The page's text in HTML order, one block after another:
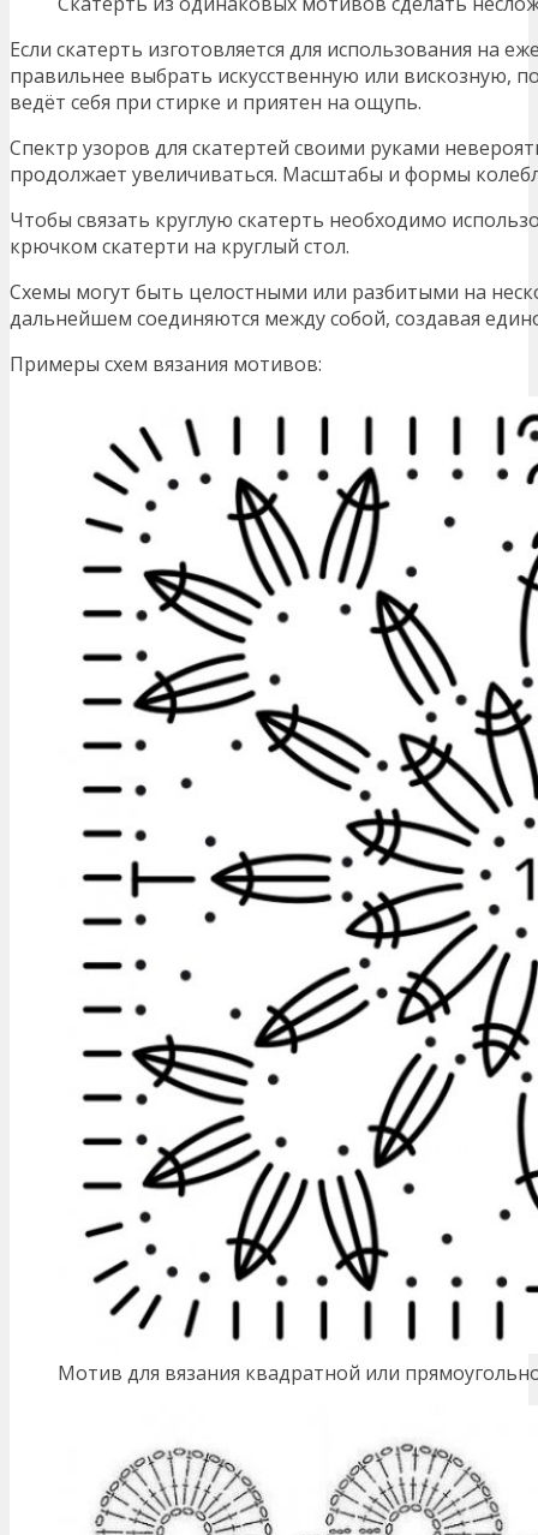
Если скатерть изготовляется для использования на
правильнее выбрать искусственную или вискозную,
ведёт себя при стирке и приятен на ощупь.
Спектр узоров для скатертей своими руками
продолжает увеличиваться. Масштабы и формы
Чтобы связать круглую скатерть необходимо
крючком скатерти на круглый стол.
Схемы могут быть целостными или разбитыми на
дальнейшем соединяются между собой, создавая
Примеры схем вязания мотивов:
Мотив для вязания квадратной или